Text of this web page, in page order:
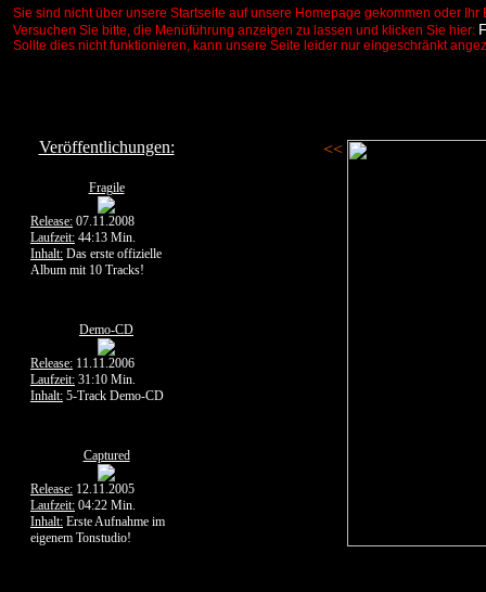
Sie sind nicht über unsere Startseite auf unsere Homepage gekommen oder
Versuchen Sie bitte, die Menüführung anzeigen zu lassen und klicken Sie hier:
Sollte dies nicht funktionieren, kann unsere Seite leider nur eingeschränkt
Veröffentlichungen:
Fragile
Release: 07.11.2008
Laufzeit: 44:13 Min.
Inhalt: Das erste offizielle
Album mit 10 Tracks!
Demo-CD
Release: 11.11.2006
Laufzeit: 31:10 Min.
Inhalt: 5-Track Demo-CD
Captured
Release: 12.11.2005
Laufzeit: 04:22 Min.
Inhalt: Erste Aufnahme im
eigenem Tonstudio!
<<